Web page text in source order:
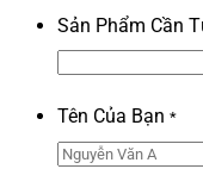
Sản Phẩm Cần
Tên Của Bạn *